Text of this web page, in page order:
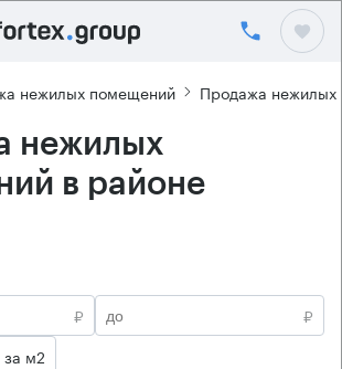
нежилых помещений Продажа
нежилых
в районе
₽
₽
за м2